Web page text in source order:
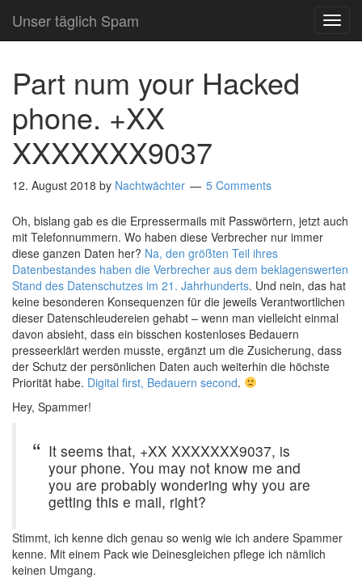
Unser täglich Spam
Part num your Hacked
phone. +XX
XXXXXXX9037
12. August 2018 by Nachtwächter 5 Comments
Oh, bislang gab es die Erpressermails mit Passwörtern, jetzt auch
mit Telefonnummern. Wo haben diese Verbrecher nur immer
diese ganzen Daten her? Na, den größten Teil ihres
Datenbestandes haben die Verbrecher aus dem beklagenswerten
Stand des Datenschutzes im 21. Jahrhunderts. Und nein, das hat
keine besonderen Konsequenzen für die jeweils Verantwortlichen
dieser Datenschleudereien gehabt – wenn man vielleicht einmal
davon absieht, dass ein bisschen kostenloses Bedauern
presseerklärt werden musste, ergänzt um die Zusicherung, dass
der Schutz der persönlichen Daten auch weiterhin die höchste
Priorität habe. Digital first, Bedauern second.
Hey, Spammer!
It seems that, +XX XXXXXXX9037, is
your phone. You may not know me and
you are probably wondering why you are
getting this e mail, right?
Stimmt, ich kenne dich genau so wenig wie ich andere Spammer
kenne. Mit einem Pack wie Deinesgleichen pflege ich nämlich
keinen Umgang.